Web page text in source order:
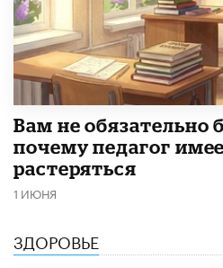
​Вам не обязательно
почему педагог
растеряться
1 ИЮНЯ
ЗДОРОВЬЕ